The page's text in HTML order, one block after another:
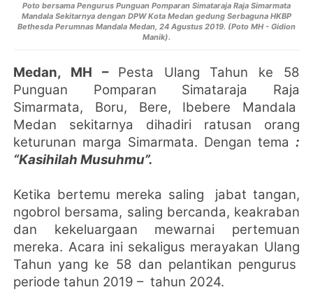
Poto bersama Pengurus Punguan Pomparan Simataraja Raja Simarmata
Mandala Sekitarnya dengan DPW Kota Medan gedung Serbaguna HKBP
Bethesda Perumnas Mandala Medan, 24 Agustus 2019. (Poto MH - Gidion
Manik).
Medan, MH –Pesta Ulang Tahun ke 58
Punguan Pomparan Simataraja Raja
Simarmata, Boru, Bere, Ibebere Mandala
Medan sekitarnya dihadiri ratusan orang
keturunan marga Simarmata. Dengan tema :
“Kasihilah Musuhmu”.
Ketika bertemu mereka saling
jabat tangan,
ngobrol bersama, saling bercanda, keakraban
dan kekeluargaan mewarnai pertemuan
mereka. Acara ini sekaligus merayakan Ulang
Tahun yang ke 58 dan pelantikan pengurus
periode tahun 2019 – tahun 2024.